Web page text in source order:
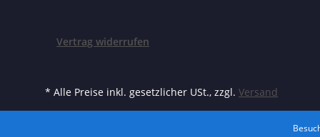
Vertrag widerrufen
* Alle Preise inkl. gesetzlicher USt., zzgl. Versand